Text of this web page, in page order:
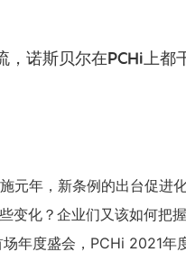
诺斯贝尔在PCHi上都
元年，新条例的出台促进
变化？企业们又该如何
年度盛会，PCHi 2021